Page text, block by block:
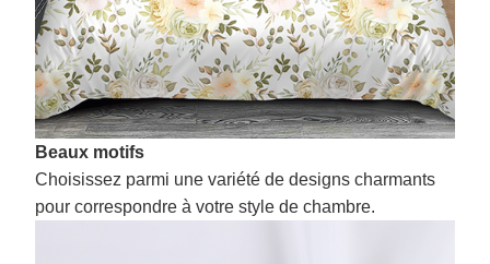
Beaux motifs
Choisissez parmi une variété de designs charmants
pour correspondre à votre style de chambre.